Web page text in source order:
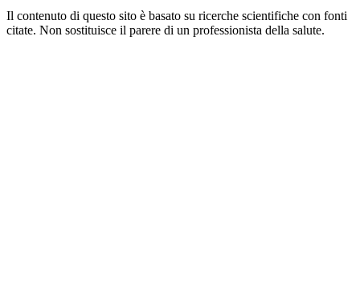
Il contenuto di questo sito è basato su ricerche scientifiche con fonti
citate. Non sostituisce il parere di un professionista della salute.